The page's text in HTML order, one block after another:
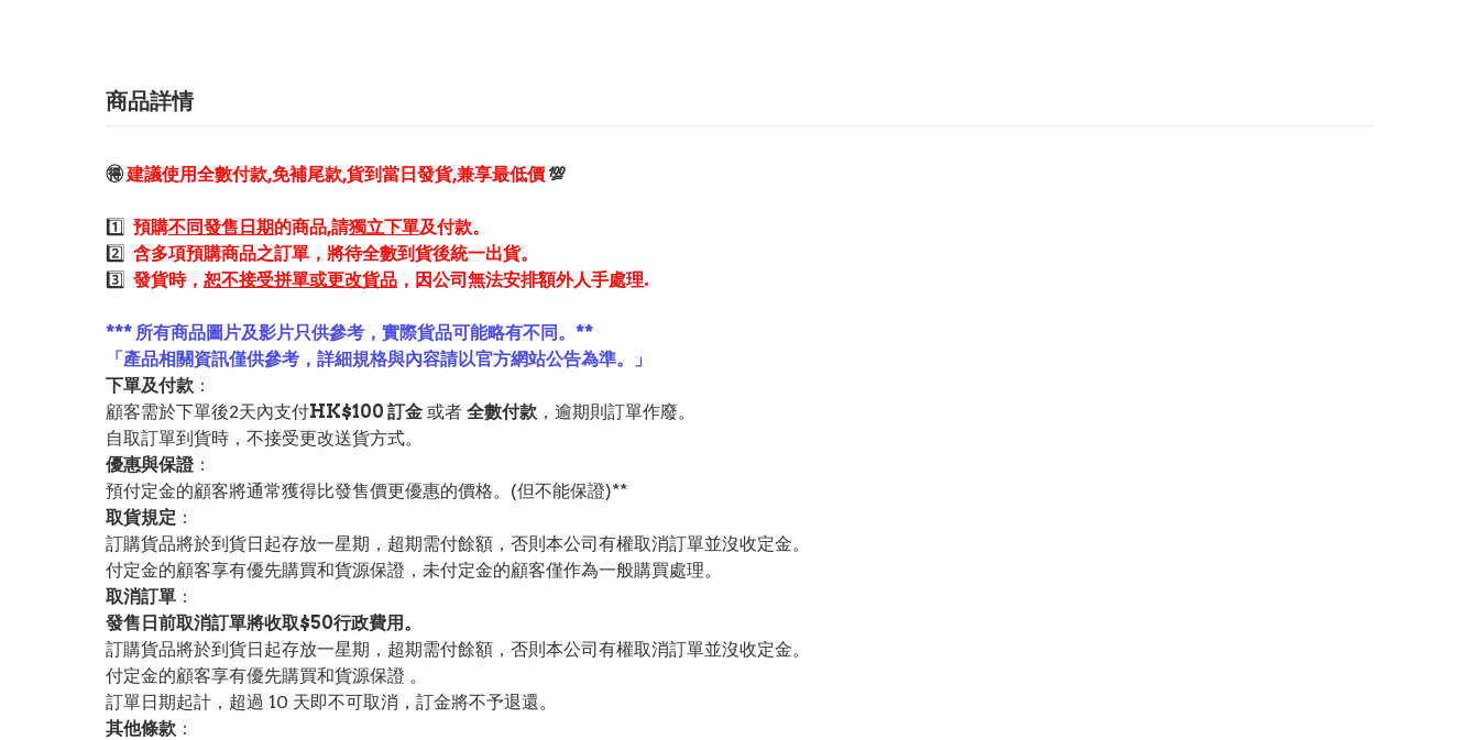
商品詳情
🉐建議使用全數付款,免補尾款,貨到當日發貨,兼享最低價 💯
1️⃣ 預購不同發售日期的商品,請獨立下單及付款。
2️⃣ 含多項預購商品之訂單，將待全數到貨後統一出貨。
3️⃣ 發貨時， 恕不接受拼單或更改貨品 ，因公司無法安排額外人手處理.
*** 所有商品圖片及影片只供參考，實際貨品可能略有不同。**
「產品相關資訊僅供參考，詳細規格與內容請以官方網站公告為準。」
下單及付款 ：
顧客需於下單後2天內支付HK$100 訂金 或者 全數付款 ，逾期則訂單作廢。
自取訂單到貨時，不接受更改送貨方式。
優惠與保證：
預付定金的顧客將通常獲得比發售價更優惠的價格。(但不能保證)**
取貨規定 ：
訂購貨品將於到貨日起存放一星期，超期需付餘額，否則本公司有權取消訂單並沒收定金。
付定金的顧客享有優先購買和貨源保證，未付定金的顧客僅作為一般購買處理。
取消訂單 ：
發售日前取消訂單將收取$50行政費用。
訂購貨品將於到貨日起存放一星期，超期需付餘額，否則本公司有權取消訂單並沒收定金。
付定金的顧客享有優先購買和貨源保證 。
訂單日期起計，超過 10 天即不可取消，訂金將不予退還。
其他條款 ：